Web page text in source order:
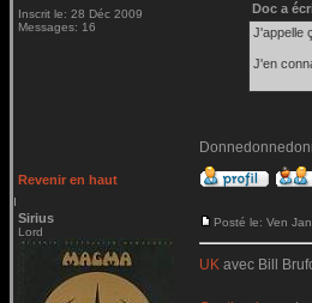
Inscrit le: 28 Déc 2009
Messages: 16
Doc a
J'appelle
J'en
Revenir en haut
Sirius
Lord
Posté le: Ven
UK avec Bill